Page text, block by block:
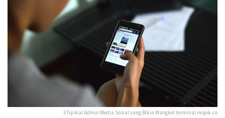
3 Tipikal Admin Media Sosial yang Bikin Mangkel terminal mojok.co